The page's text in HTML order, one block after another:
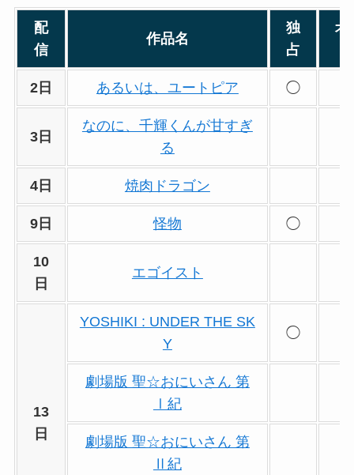
配
信
作品名
独
占
オ
2日 あるいは、ユートピア ◯
3日
なのに、千輝くんが甘すぎ
る
4日 焼肉ドラゴン
9日 怪物 ◯
10
日
エゴイスト
13
日
YOSHIKI : UNDER THE SK
Y
◯
劇場版 聖☆おにいさん 第
Ⅰ紀
劇場版 聖☆おにいさん 第
Ⅱ紀